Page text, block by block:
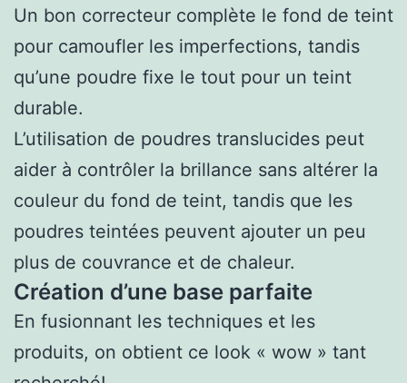
Un bon correcteur complète le fond de teint
pour camoufler les imperfections, tandis
qu’une poudre fixe le tout pour un teint
durable.
L’utilisation de poudres translucides peut
aider à contrôler la brillance sans altérer la
couleur du fond de teint, tandis que les
poudres teintées peuvent ajouter un peu
plus de couvrance et de chaleur.
Création d’une base parfaite
En fusionnant les techniques et les
produits, on obtient ce look « wow » tant